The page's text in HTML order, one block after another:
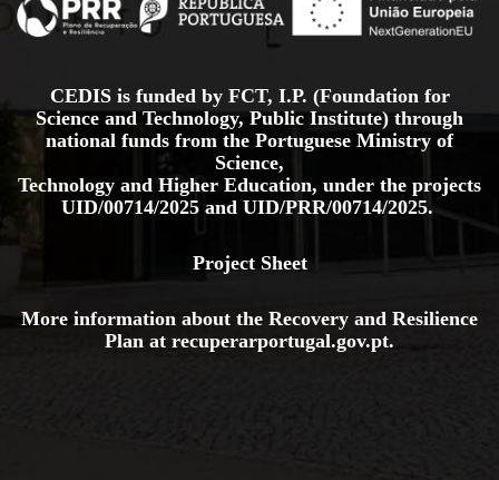
CEDIS is funded by FCT, I.P. (Foundation for
Science and Technology, Public Institute) through
national funds from the Portuguese Ministry of
Science,
Technology and Higher Education, under the projects
UID/00714/2025 and UID/PRR/00714/2025.
Project Sheet
More information about the Recovery and Resilience
Plan at recuperarportugal.gov.pt.